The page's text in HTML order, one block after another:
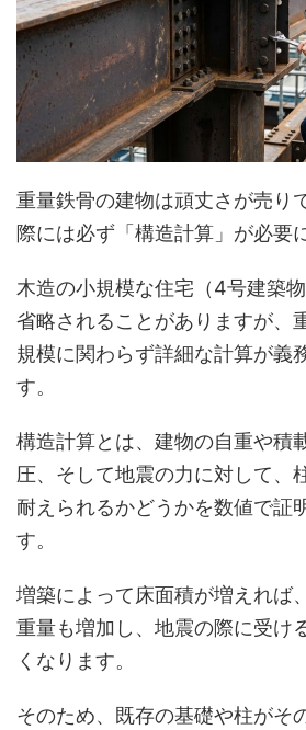
重量鉄骨の建物は頑丈さが売り
際には必ず「構造計算」が必要
木造の小規模な住宅（4号建築
省略されることがありますが、
規模に関わらず詳細な計算が義
す。
構造計算とは、建物の自重や積
圧、そして地震の力に対して、
耐えられるかどうかを数値で証
す。
増築によって床面積が増えれば
重量も増加し、地震の際に受け
くなります。
そのため、既存の基礎や柱がそ